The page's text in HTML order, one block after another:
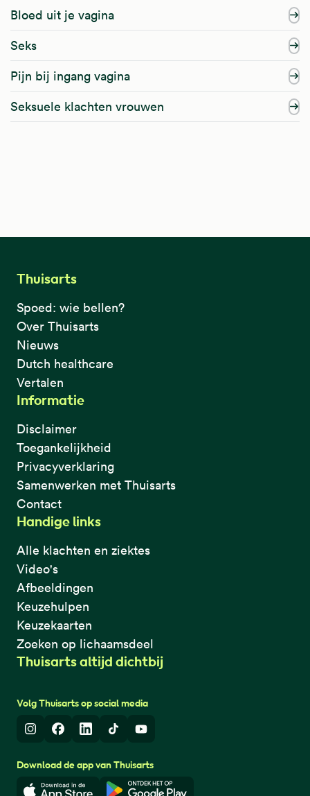
Bloed uit je vagina
Seks
Pijn bij ingang vagina
Seksuele klachten vrouwen
Thuisarts
Spoed: wie bellen?
Over Thuisarts
Nieuws
Dutch healthcare
Vertalen
Informatie
Disclaimer
Toegankelijkheid
Privacyverklaring
Samenwerken met Thuisarts
Contact
Handige links
Alle klachten en ziektes
Video's
Afbeeldingen
Keuzehulpen
Keuzekaarten
Zoeken op lichaamsdeel
Thuisarts altijd dichtbij
Volg Thuisarts op social media
InstagramFacebook
LinkedInTikTokYoutube
Download de app van Thuisarts